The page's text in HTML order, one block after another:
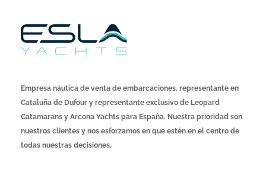
Empresa náutica de venta de embarcaciones, representante en
Cataluña de Dufour y representante exclusivo de Leopard
Catamarans y Arcona Yachts para España. Nuestra prioridad son
nuestros clientes y nos esforzamos en que estén en el centro de
todas nuestras decisiones.